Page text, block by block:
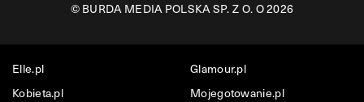
©BURDA MEDIA POLSKA SP. Z O. O 2026
Elle.pl
Glamour.pl
Kobieta.pl
Mojegotowanie.pl